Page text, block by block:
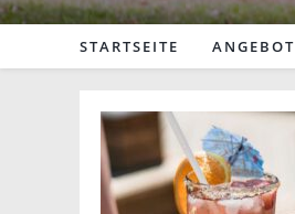
STARTSEITE